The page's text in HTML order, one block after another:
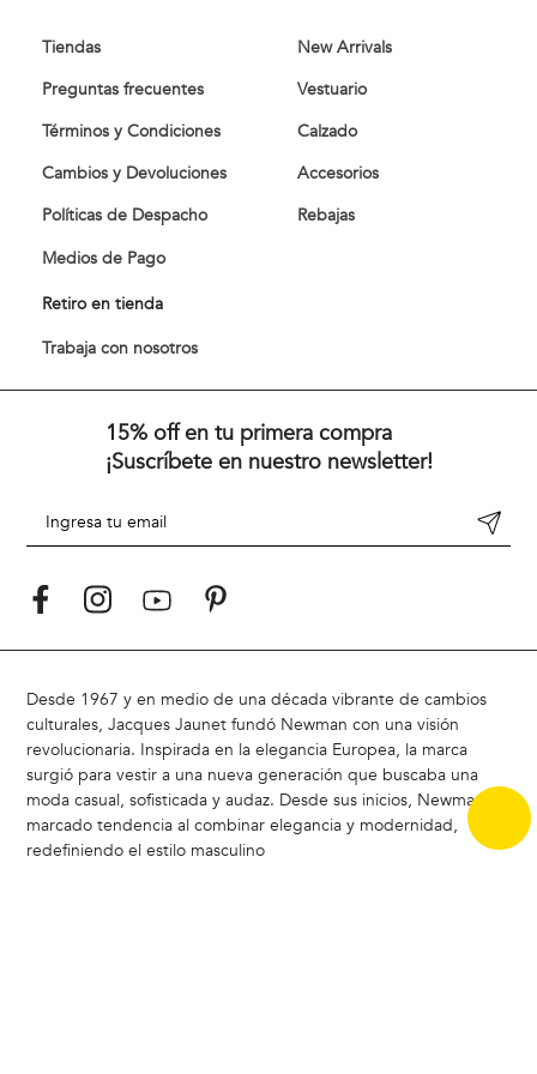
Tiendas
Preguntas frecuentes
Términos y Condiciones
Cambios y Devoluciones
Políticas de Despacho
Medios de Pago
Retiro en tienda
Trabaja con nosotros
New Arrivals
Vestuario
Calzado
Accesorios
Rebajas
15% off en tu primera compra
¡Suscríbete en nuestro newsletter!
Desde 1967 y en medio de una década vibrante de cambios
culturales, Jacques Jaunet fundó Newman con una visión
revolucionaria. Inspirada en la elegancia Europea, la marca
surgió para vestir a una nueva generación que buscaba una
moda casual, sofisticada y audaz. Desde sus inicios, Newman ha
marcado tendencia al combinar elegancia y modernidad,
redefiniendo el estilo masculino